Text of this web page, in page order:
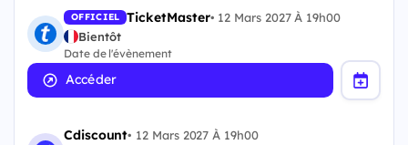
OFFICIEL TicketMaster• 12 Mars 2027 À 19h00
Bientôt
Date de l'évènement
Accéder
Cdiscount• 12 Mars 2027 À 19h00